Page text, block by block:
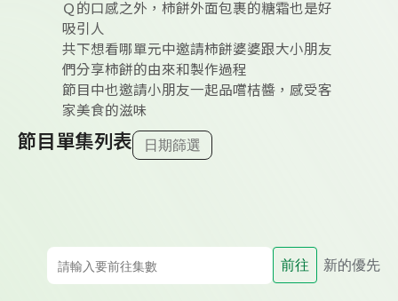
Ｑ的口感之外，柿餅外面包裹的糖霜也是好
吸引人
共下想看哪單元中邀請柿餅婆婆跟大小朋友
們分享柿餅的由來和製作過程
節目中也邀請小朋友一起品嚐桔醬，感受客
家美食的滋味
節目單集列表 日期篩選
前往 新的優先